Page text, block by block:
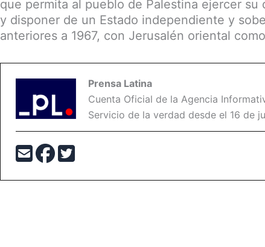
que permita al pueblo de Palestina ejercer
y disponer de un Estado independiente y
anteriores a 1967, con Jerusalén oriental
Prensa Latina
Cuenta Oficial de la Agencia
Servicio de la verdad desde el 16 de